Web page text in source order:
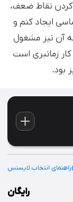
نقاط ضعف،
ایجاد کنم و
آن نیز مشغول
زمانبری است
بود.
راهنمای انتخاب لایسنس
رایگان